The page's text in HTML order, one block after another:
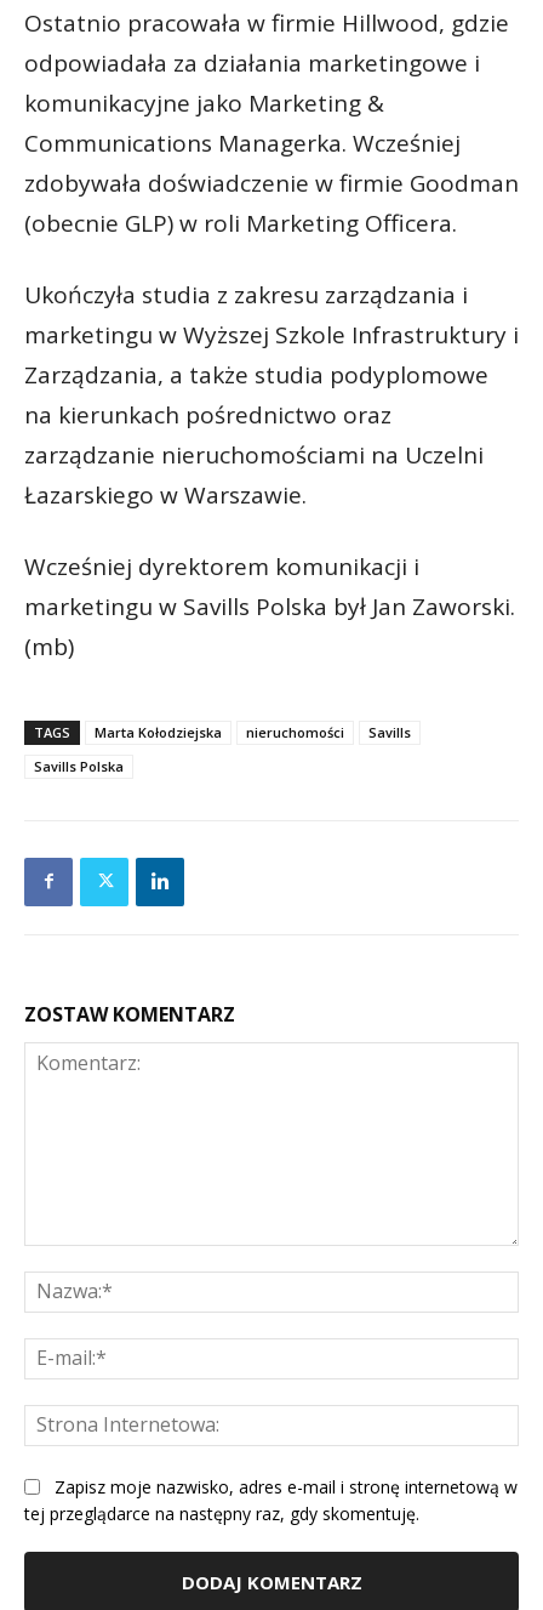
Ostatnio pracowała w firmie Hillwood, gdzie
odpowiadała za działania marketingowe i
komunikacyjne jako Marketing &
Communications Managerka. Wcześniej
zdobywała doświadczenie w firmie Goodman
(obecnie GLP) w roli Marketing Officera.
Ukończyła studia z zakresu zarządzania i
marketingu w Wyższej Szkole Infrastruktury i
Zarządzania, a także studia podyplomowe
na kierunkach pośrednictwo oraz
zarządzanie nieruchomościami na Uczelni
Łazarskiego w Warszawie.
Wcześniej dyrektorem komunikacji i
marketingu w Savills Polska był Jan Zaworski.
(mb)
TAGS Marta Kołodziejska nieruchomości
Savills
Savills Polska
ZOSTAW KOMENTARZ
Zapisz moje nazwisko, adres e-mail i stronę internetową w
tej przeglądarce na następny raz, gdy skomentuję.